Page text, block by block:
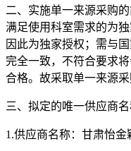
二、实施单一来源采购
满足使用科室需求的为
因此为独家授权；需与
完全一致，不符合要求
合格。 故采取单一来源采
三、拟定的唯一供应商
1.供应商名称： 甘肃怡金